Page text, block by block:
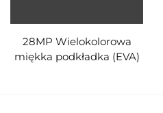
28MP Wielokolorowa
miękka podkładka (EVA)